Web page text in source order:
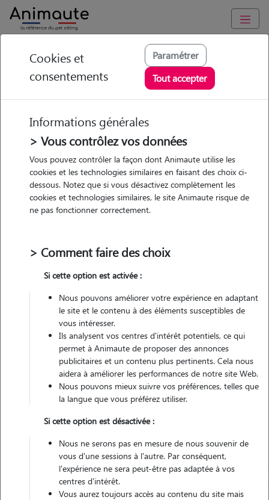
Animaute Ile-de-France Hauts-de-Seine/Neuilly-sur-Seine
Marjolaine - Petsitter
à NEUILLY SUR SEINE
• 21 ans
Garde
chez le Pet Sitter
Non véhiculé
Contacter
L'envoi d'une demande est sans engagement
Cookies et
consentements
Paramétrer
Tout accepter
Informations générales
> Vous contrôlez vos données
Vous pouvez contrôler la façon dont Animaute utilise les
cookies et les technologies similaires en faisant des choix ci-
dessous. Notez que si vous désactivez complètement les
cookies et technologies similaires, le site Animaute risque de
ne pas fonctionner correctement.
> Comment faire des choix
Si cette option est activée :
Nous pouvons améliorer votre expérience en adaptant
le site et le contenu à des éléments susceptibles de
vous intéresser.
Ils analysent vos centres d'intérêt potentiels, ce qui
permet à Animaute de proposer des annonces
publicitaires et un contenu plus pertinents. Cela nous
aidera à améliorer les performances de notre site Web.
Nous pouvons mieux suivre vos préférences, telles que
la langue que vous préférez utiliser.
Si cette option est désactivée :
Nous ne serons pas en mesure de nous souvenir de
vous d'une sessions à l'autre. Par conséquent,
l'expérience ne sera peut-être pas adaptée à vos
centres d'intérêt.
Vous aurez toujours accès au contenu du site mais